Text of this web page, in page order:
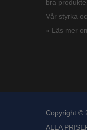
bra
Vår styrka
» Läs mer
Copyright ©
ALLA